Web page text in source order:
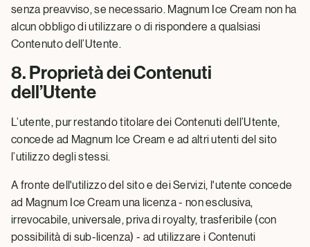
senza preavviso, se necessario. Magnum Ice Cream non ha
alcun obbligo di utilizzare o di rispondere a qualsiasi
Contenuto dell’Utente.
8. Proprietà dei Contenuti
dell’Utente
L’utente, pur restando titolare dei Contenuti dell’Utente,
concede ad Magnum Ice Cream e ad altri utenti del sito
l’utilizzo degli stessi.
A fronte dell'utilizzo del sito e dei Servizi, l'utente concede
ad Magnum Ice Cream una licenza - non esclusiva,
irrevocabile, universale, priva di royalty, trasferibile (con
possibilità di sub-licenza) - ad utilizzare i Contenuti